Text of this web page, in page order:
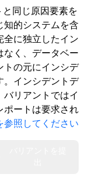
と同じ原因要素を
知的システムを含
全に独立したイン
なく、データベー
トの元にインシデ
。インシデントデ
リアントではイ
ポートは要求され
参照してください